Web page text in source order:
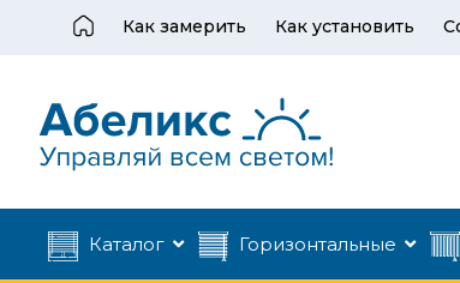
Как замерить Как установить
Каталог Горизонтальные